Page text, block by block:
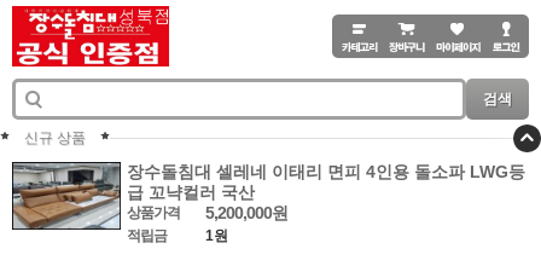
검색
신규 상품
장수돌침대 셀레네 이태리 면피 4인용 돌소파 LWG등
급 꼬냑컬러 국산
상품가격 5,200,000원
적립금 1원